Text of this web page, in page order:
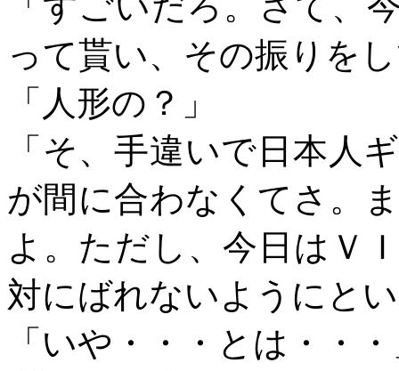
って貰い、その振りを
「人形の？」
「そ、手違いで日本人
が間に合わなくてさ。
よ。ただし、今日はＶ
対にばれないようにと
「いや・・・とは・・